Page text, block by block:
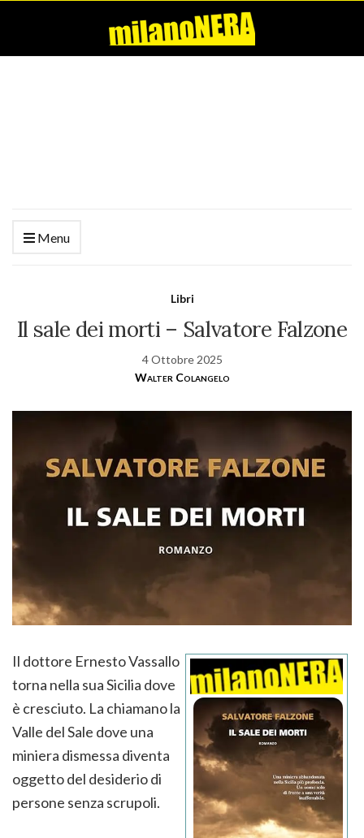
Menu
Libri
Il sale dei morti – Salvatore Falzone
4 Ottobre 2025
Walter Colangelo
Il dottore Ernesto Vassallo
torna nella sua Sicilia dove
è cresciuto. La chiamano la
Valle del Sale dove una
miniera dismessa diventa
oggetto del desiderio di
persone senza scrupoli.